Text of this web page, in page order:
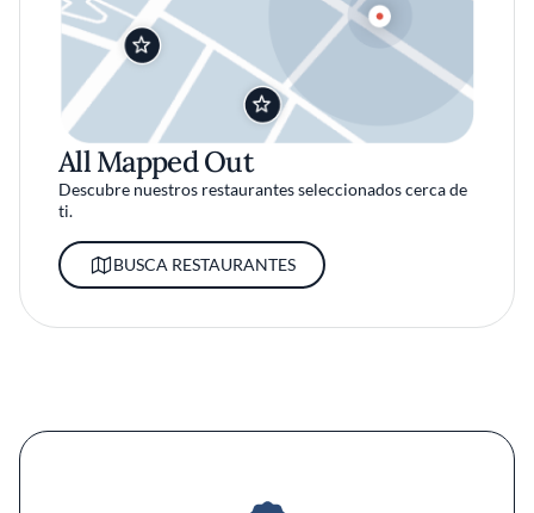
All Mapped Out
Descubre nuestros restaurantes seleccionados cerca de
ti.
BUSCA RESTAURANTES